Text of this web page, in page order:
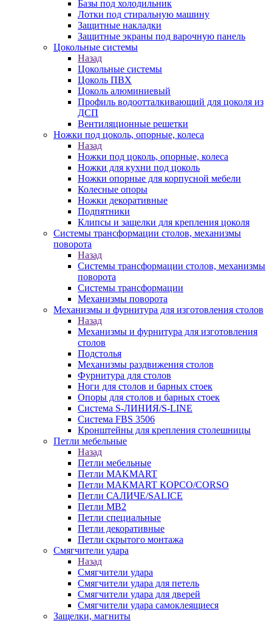
Базы под холодильник
Лотки под стиральную машину
Защитные накладки
Защитные экраны под варочную панель
Цокольные системы
Назад
Цокольные системы
Цоколь ПВХ
Цоколь алюминиевый
Профиль водоотталкивающий для цоколя из
ДСП
Вентиляционные решетки
Ножки под цоколь, опорные, колеса
Назад
Ножки под цоколь, опорные, колеса
Ножки для кухни под цоколь
Ножки опорные для корпусной мебели
Колесные опоры
Ножки декоративные
Подпятники
Клипсы и защелки для крепления цоколя
Системы трансформации столов, механизмы
поворота
Назад
Системы трансформации столов, механизмы
поворота
Системы трансформации
Механизмы поворота
Механизмы и фурнитура для изготовления столов
Назад
Механизмы и фурнитура для изготовления
столов
Подстолья
Механизмы раздвижения столов
Фурнитура для столов
Ноги для столов и барных стоек
Опоры для столов и барных стоек
Система S-ЛИНИЯ/S-LINE
Система FBS 3506
Кронштейны для крепления столешницы
Петли мебельные
Назад
Петли мебельные
Петли MAKMART
Петли MAKMART КОРСО/CORSO
Петли САЛИЧЕ/SALICE
Петли MB2
Петли специальные
Петли декоративные
Петли скрытого монтажа
Смягчители удара
Назад
Смягчители удара
Смягчители удара для петель
Смягчители удара для дверей
Cмягчители удара самоклеящиеся
Защелки, магниты